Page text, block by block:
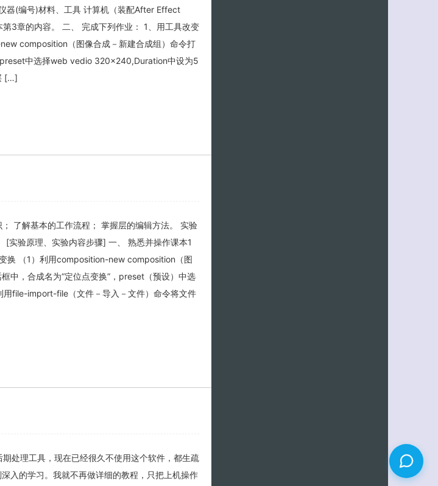
器(编号)材料、工具 计算机（装配After Effect
3章的内容。 二、 完成下列作业： 1、用工具改变
composition（图像合成－新建合成组）命令打
preset中选择web vedio 320×240,Duration中设为5
[…]
了解基本的工作流程； 掌握层的编辑方法。 实验
验原理、实验内容步骤] 一、 熟悉并操作课本1
换 （1）利用composition-new composition（图
中，合成名为“定位点变换”，preset（预设）中选
file-import-file（文件－导入－文件）命令将文件
处理工具，现在已经很久不使用这个软件，都生疏
入的学习。我就不再做详细的教程，只把上机操作